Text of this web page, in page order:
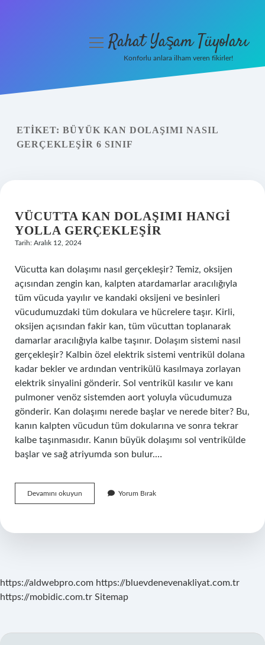
Yasal Uyarı
menüyüRahat Yaşam Tüyoları
Konforlu anlara ilham veren fikirler!
ETIKET: BÜYÜK KAN DOLAŞIMI NASIL
GERÇEKLEŞIR 6 SINIF
VÜCUTTA KAN DOLAŞIMI HANGI
YOLLA GERÇEKLEŞIR
Tarih: Aralık 12, 2024
Vücutta kan dolaşımı nasıl gerçekleşir? Temiz, oksijen
açısından zengin kan, kalpten atardamarlar aracılığıyla
tüm vücuda yayılır ve kandaki oksijeni ve besinleri
vücudumuzdaki tüm dokulara ve hücrelere taşır. Kirli,
oksijen açısından fakir kan, tüm vücuttan toplanarak
damarlar aracılığıyla kalbe taşınır. Dolaşım sistemi nasıl
gerçekleşir? Kalbin özel elektrik sistemi ventrikül dolana
kadar bekler ve ardından ventrikülü kasılmaya zorlayan
elektrik sinyalini gönderir. Sol ventrikül kasılır ve kanı
pulmoner venöz sistemden aort yoluyla vücudumuza
gönderir. Kan dolaşımı nerede başlar ve nerede biter? Bu,
kanın kalpten vücudun tüm dokularına ve sonra tekrar
kalbe taşınmasıdır. Kanın büyük dolaşımı sol ventrikülde
başlar ve sağ atriyumda son bulur.…
Devamını okuyun
Kan
Yolla
Yorum Bırak
https://aldwebpro.com https://bluevdenevenakliyat.com.tr
https://mobidic.com.tr Sitemap